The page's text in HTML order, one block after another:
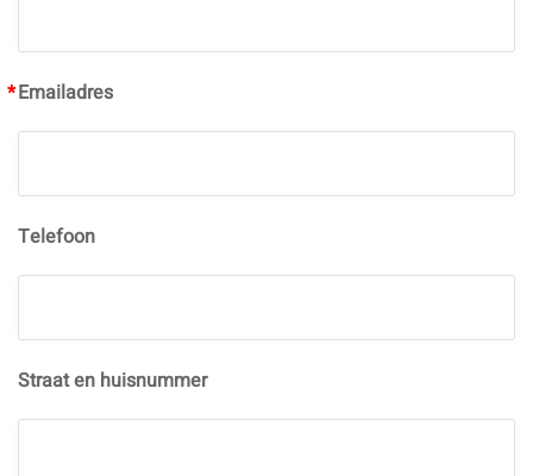
*Emailadres
Telefoon
Straat en huisnummer